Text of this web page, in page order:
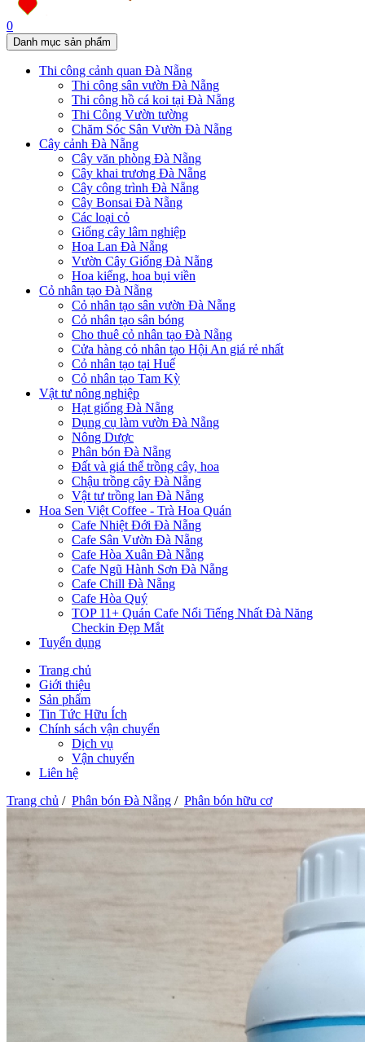
0
Danh mục sản phẩm
Thi công cảnh quan Đà Nẵng
Thi công sân vườn Đà Nẵng
Thi công hồ cá koi tại Đà Nẵng
Thi Công Vườn tường
Chăm Sóc Sân Vườn Đà Nẵng
Cây cảnh Đà Nẵng
Cây văn phòng Đà Nẵng
Cây khai trương Đà Nẵng
Cây công trình Đà Nẵng
Cây Bonsai Đà Nẵng
Các loại cỏ
Giống cây lâm nghiệp
Hoa Lan Đà Nẵng
Vườn Cây Giống Đà Nẵng
Hoa kiểng, hoa bụi viền
Cỏ nhân tạo Đà Nẵng
Cỏ nhân tạo sân vườn Đà Nẵng
Cỏ nhân tạo sân bóng
Cho thuê cỏ nhân tạo Đà Nẵng
Cửa hàng cỏ nhân tạo Hội An giá rẻ nhất
Cỏ nhân tạo tại Huế
Cỏ nhân tạo Tam Kỳ
Vật tư nông nghiệp
Hạt giống Đà Nẵng
Dụng cụ làm vườn Đà Nẵng
Nông Dược
Phân bón Đà Nẵng
Đất và giá thể trồng cây, hoa
Chậu trồng cây Đà Nẵng
Vật tư trồng lan Đà Nẵng
Hoa Sen Việt Coffee - Trà Hoa Quán
Cafe Nhiệt Đới Đà Nẵng
Cafe Sân Vườn Đà Nẵng
Cafe Hòa Xuân Đà Nẵng
Cafe Ngũ Hành Sơn Đà Nẵng
Cafe Chill Đà Nẵng
Cafe Hòa Quý
TOP 11+ Quán Cafe Nổi Tiếng Nhất Đà Năng
Checkin Đẹp Mắt
Tuyển dụng
Trang chủ
Giới thiệu
Sản phẩm
Tin Tức Hữu Ích
Chính sách vận chuyển
Dịch vụ
Vận chuyển
Liên hệ
Trang chủ / Phân bón Đà Nẵng / Phân bón hữu cơ